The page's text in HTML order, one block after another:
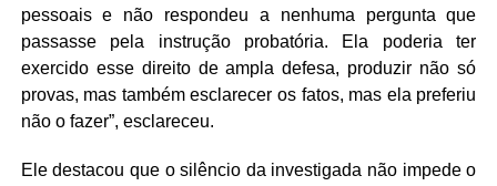
pessoais e não respondeu a nenhuma pergunta que
passasse pela instrução probatória. Ela poderia ter
exercido esse direito de ampla defesa, produzir não só
provas, mas também esclarecer os fatos, mas ela preferiu
não o fazer”, esclareceu.
Ele destacou que o silêncio da investigada não impede o